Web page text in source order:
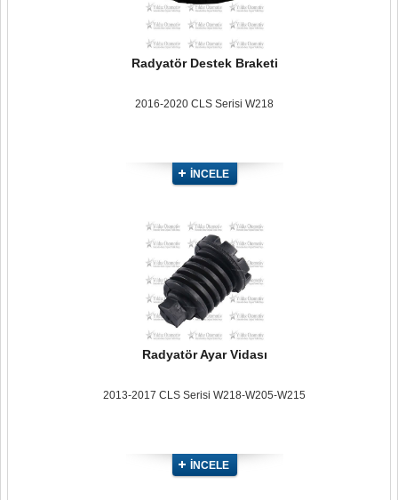
Radyatör Destek Braketi
2016-2020 CLS Serisi W218
İNCELE
Radyatör Ayar Vidası
2013-2017 CLS Serisi W218-W205-W215
İNCELE